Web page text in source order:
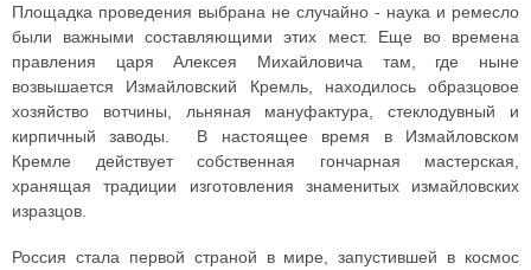
Площадка проведения выбрана не случайно - наука и ремесло
были важными составляющими этих мест. Еще во времена
правления царя Алексея Михайловича там, где ныне
возвышается Измайловский Кремль, находилось образцовое
хозяйство вотчины, льняная мануфактура, стеклодувный и
кирпичный заводы. В настоящее время в Измайловском
Кремле действует собственная гончарная мастерская,
хранящая традиции изготовления знаменитых измайловских
изразцов.
Россия стала первой страной в мире, запустившей в космос